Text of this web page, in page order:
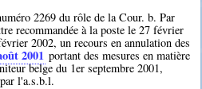
2269 du rôle de la Cour. b. Par
recommandée à la poste le 27 février
2002, un recours en annulation des
2001 portant des mesures en matière
belge du 1er septembre 2001,
l'a.s.b.l.